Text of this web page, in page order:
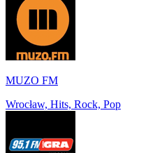
MUZO FM
Wrocław, Hits, Rock, Pop